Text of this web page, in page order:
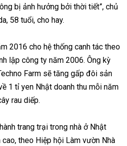
bị ảnh hưởng bởi thời tiết”, chủ
58 tuổi, cho hay.
2016 cho hệ thống canh tác theo
lập công ty năm 2006. Ông kỳ
Farm sẽ tăng gấp đôi sản
1 tỉ yen Nhật doanh thu mỗi năm
rau diếp.
trang trại trong nhà ở Nhật
theo Hiệp hội Làm vườn Nhà